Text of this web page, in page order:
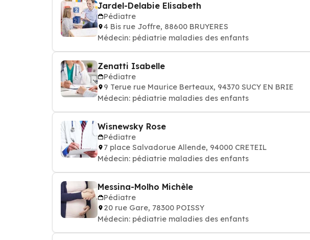
Jardel-Delabie Elisabeth
Pédiatre
4 Bis rue Joffre, 88600 BRUYERES
Médecin: pédiatrie maladies des enfants
Zenatti Isabelle
Pédiatre
9 Terue rue Maurice Berteaux, 94370 SUCY EN BRIE
Médecin: pédiatrie maladies des enfants
Wisnewsky Rose
Pédiatre
7 place Salvadorue Allende, 94000 CRETEIL
Médecin: pédiatrie maladies des enfants
Messina-Molho Michèle
Pédiatre
20 rue Gare, 78300 POISSY
Médecin: pédiatrie maladies des enfants